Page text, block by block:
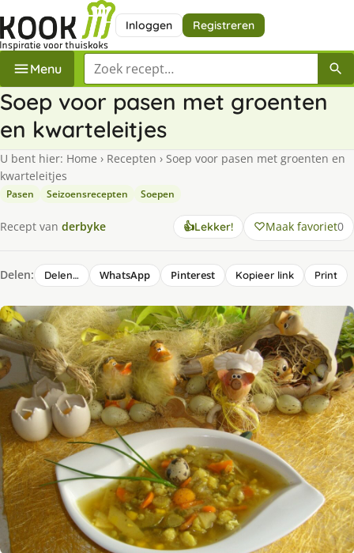
Inloggen Registreren
Menu Zoek een recept
Soep voor pasen met groenten
en kwarteleitjes
U bent hier: Home › Recepten › Soep voor pasen met groenten en
kwarteleitjes
Pasen Seizoensrecepten Soepen
Recept van derbyke 👍Lekker! Maak favoriet0
Delen: Delen… WhatsApp Pinterest Kopieer link Print